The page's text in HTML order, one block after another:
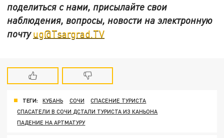
поделиться с нами, присылайте свои
наблюдения, вопросы, новости на электронную
почтуug@Tsargrad.TV
ТЕГИ: КУБАНЬ СОЧИ
СПАСЕНИЕ ТУРИСТА
СПАСАТЕЛИ В СОЧИ ДСТАЛИ ТУРИСТА ИЗ КАНЬОНА
ПАДЕНИЕ НА АРТМАТУРУ